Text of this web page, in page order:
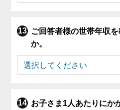
ご回答者様の世帯年収
か。
お子さま1人あたりにか